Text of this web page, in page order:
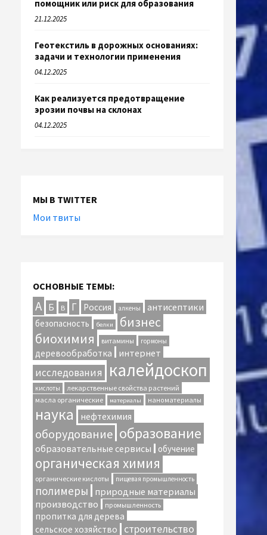
помощник или риск для образования
21.12.2025
Геотекстиль в дорожных основаниях:
задачи и технологии применения
04.12.2025
Как реализуется предотвращение
эрозии почвы на склонах
04.12.2025
МЫ В TWITTER
Мои твиты
ОСНОВНЫЕ ТЕМЫ:
А Б В Г Россия алкены антисептики
безопасность белки бизнес
биохимия витамины гормоны
деревообработка интернет
исследования калейдоскоп
кислоты
лекарственные свойства растений
масла органические
материалы наноматериалы
наука нефтехимия
оборудование образование
образовательные сервисы обучение
органическая химия
органические кислоты пищевая промышленность
полимеры
природные материалы
производство
промышленность
пропитка для дерева
сельское хозяйство
строительство